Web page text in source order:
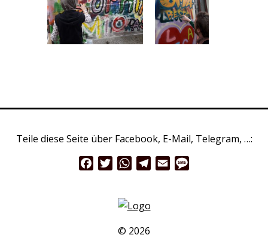
Teile diese Seite über Facebook, E-Mail, Telegram, …:
FacebookTwitterWhatsApp
Telegram
Email
© 2026